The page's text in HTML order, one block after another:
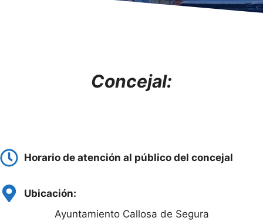
Concejal:
Horario de atención al público del concejal
Ubicación:
Ayuntamiento Callosa de Segura